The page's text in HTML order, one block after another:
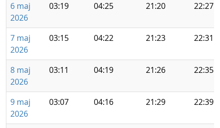
6 maj
2026
03:19 04:25 21:20 22:27
7 maj
2026
03:15 04:22 21:23 22:31
8 maj
2026
03:11 04:19 21:26 22:35
9 maj
2026
03:07 04:16 21:29 22:39